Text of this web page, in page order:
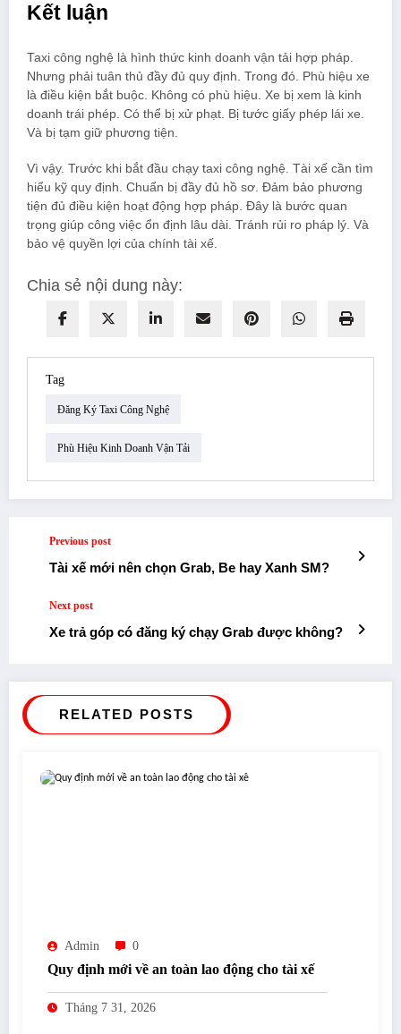
Kết luận
Taxi công nghệ là hình thức kinh doanh vận tải hợp pháp.
Nhưng phải tuân thủ đầy đủ quy định. Trong đó. Phù hiệu xe
là điều kiện bắt buộc. Không có phù hiệu. Xe bị xem là kinh
doanh trái phép. Có thể bị xử phạt. Bị tước giấy phép lái xe.
Và bị tạm giữ phương tiện.
Vì vậy. Trước khi bắt đầu chạy taxi công nghệ. Tài xế cần tìm
hiểu kỹ quy định. Chuẩn bị đầy đủ hồ sơ. Đảm bảo phương
tiện đủ điều kiện hoạt động hợp pháp. Đây là bước quan
trọng giúp công việc ổn định lâu dài. Tránh rủi ro pháp lý. Và
bảo vệ quyền lợi của chính tài xế.
Chia sẻ nội dung này:
Tag
Đăng Ký Taxi Công Nghệ
Phù Hiệu Kinh Doanh Vận Tải
Previous post
Tài xế mới nên chọn Grab, Be hay Xanh SM?
Next post
Xe trả góp có đăng ký chạy Grab được không?
RELATED POSTS
Admin 0
Quy định mới về an toàn lao động cho tài xế
Tháng 7 31, 2026